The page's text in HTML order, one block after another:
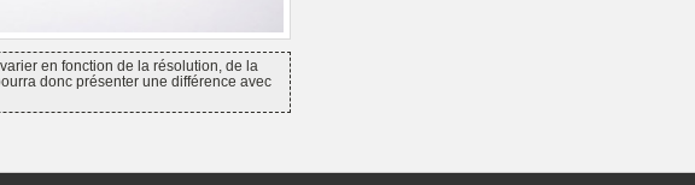
en fonction de la résolution, de la
donc présenter une différence avec